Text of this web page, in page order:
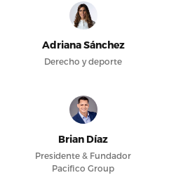
Adriana Sánchez
Derecho y deporte
Brian Díaz
Presidente & Fundador
Pacifico Group